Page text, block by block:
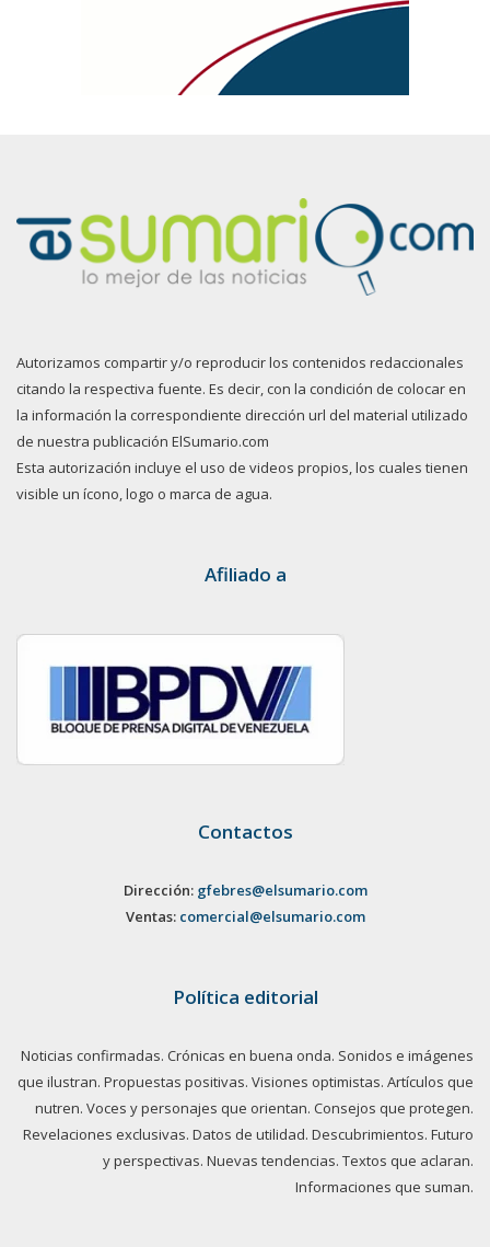
Autorizamos compartir y/o reproducir los contenidos redaccionales
citando la respectiva fuente. Es decir, con la condición de colocar en
la información la correspondiente dirección url del material utilizado
de nuestra publicación ElSumario.com
Esta autorización incluye el uso de videos propios, los cuales tienen
visible un ícono, logo o marca de agua.
Afiliado a
Contactos
Dirección: gfebres@elsumario.com
Ventas: comercial@elsumario.com
Política editorial
Noticias confirmadas. Crónicas en buena onda. Sonidos e imágenes
que ilustran. Propuestas positivas. Visiones optimistas. Artículos que
nutren. Voces y personajes que orientan. Consejos que protegen.
Revelaciones exclusivas. Datos de utilidad. Descubrimientos. Futuro
y perspectivas. Nuevas tendencias. Textos que aclaran.
Informaciones que suman.